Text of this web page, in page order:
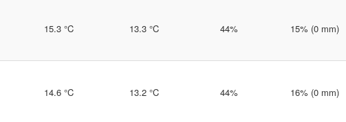
15.3 °C 13.3 °C 44% 15% (0 mm)
14.6 °C 13.2 °C 44% 16% (0 mm)